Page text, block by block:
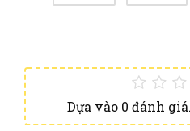
Dựa vào 0 đánh giá.